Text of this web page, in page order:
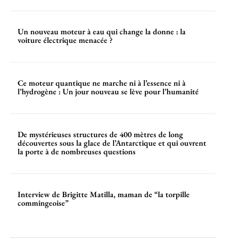
Un nouveau moteur à eau qui change la donne : la
voiture électrique menacée ?
Ce moteur quantique ne marche ni à l’essence ni à
l’hydrogène : Un jour nouveau se lève pour l’humanité
De mystérieuses structures de 400 mètres de long
découvertes sous la glace de l’Antarctique et qui ouvrent
la porte à de nombreuses questions
Interview de Brigitte Matilla, maman de “la torpille
commingeoise”